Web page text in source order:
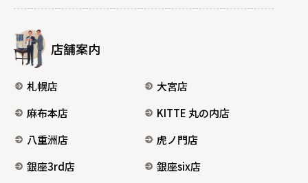
店舗案内
札幌店
大宮店
麻布本店
KITTE 丸の内店
八重洲店
虎ノ門店
銀座3rd店
銀座six店